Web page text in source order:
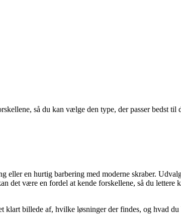
så du kan vælge den type, der passer bedst til
eller en hurtig barbering med moderne skraber.
det være en fordel at kende forskellene, så du lettere
klart billede af, hvilke løsninger der findes, og hvad